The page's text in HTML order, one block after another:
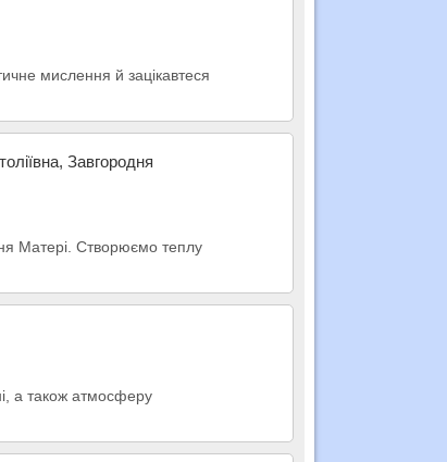
мислення й зацікавтеся
Завгородня
Матері. Створюємо теплу
а також атмосферу